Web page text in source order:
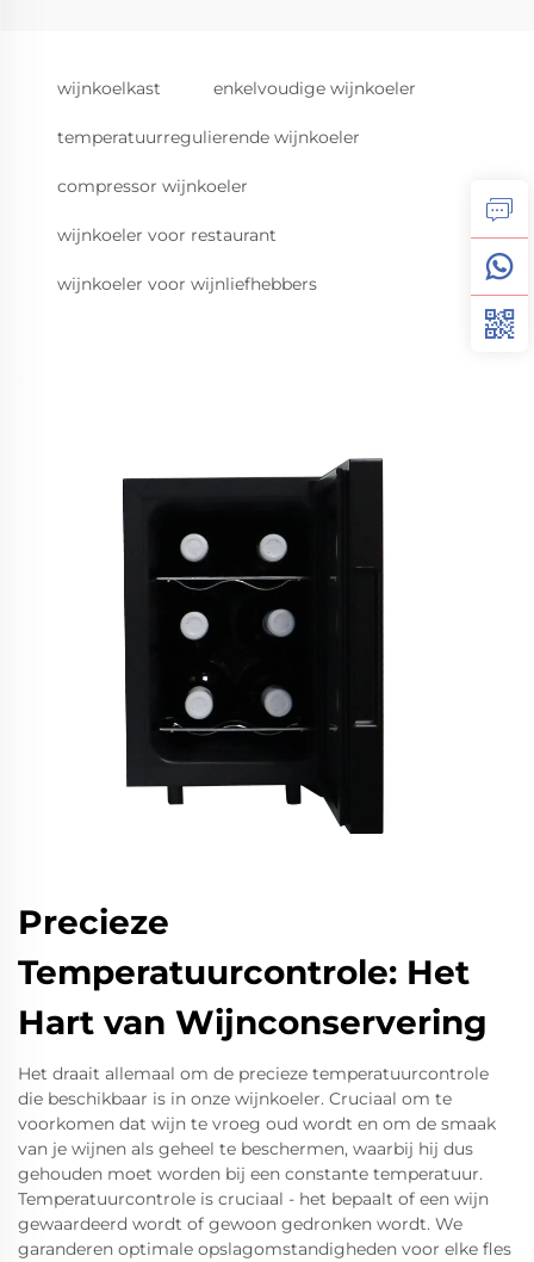
wijnkoelkast enkelvoudige wijnkoeler
temperatuurregulierende wijnkoeler
compressor wijnkoeler
wijnkoeler voor restaurant
wijnkoeler voor wijnliefhebbers
Precieze
Temperatuurcontrole: Het
Hart van Wijnconservering
Het draait allemaal om de precieze temperatuurcontrole
die beschikbaar is in onze wijnkoeler. Cruciaal om te
voorkomen dat wijn te vroeg oud wordt en om de smaak
van je wijnen als geheel te beschermen, waarbij hij dus
gehouden moet worden bij een constante temperatuur.
Temperatuurcontrole is cruciaal - het bepaalt of een wijn
gewaardeerd wordt of gewoon gedronken wordt. We
garanderen optimale opslagomstandigheden voor elke fles